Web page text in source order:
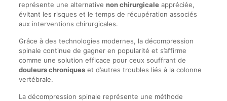
représente une alternative non chirurgicaleappréciée,
évitant les risques et le temps de récupération associés
aux interventions chirurgicales.
Grâce à des technologies modernes, la décompression
spinale continue de gagner en popularité et s’affirme
comme une solution efficace pour ceux souffrant de
douleurs chroniqueset d’autres troubles liés à la colonne
vertébrale.
La décompression spinale représente une méthode